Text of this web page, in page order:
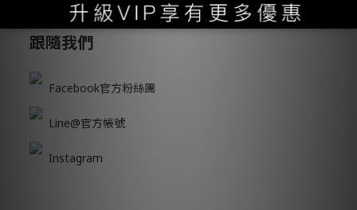
跟隨我們
Facebook官方粉絲團
Line@官方帳號
Instagram